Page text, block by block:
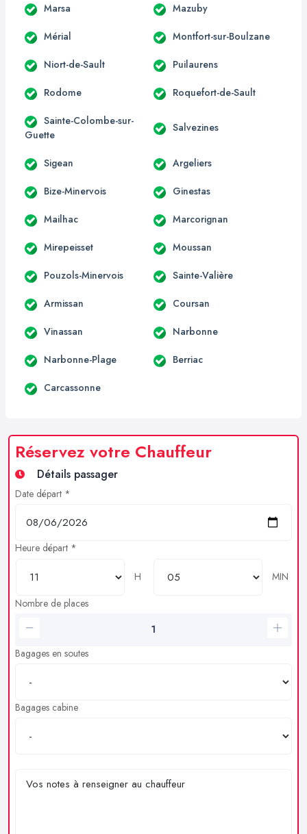
Marsa Mazuby
Mérial Montfort-sur-Boulzane
Niort-de-Sault Puilaurens
Rodome Roquefort-de-Sault
Sainte-Colombe-sur-
Guette
Salvezines
Sigean Argeliers
Bize-Minervois Ginestas
Mailhac Marcorignan
Mirepeisset Moussan
Pouzols-Minervois Sainte-Valière
Armissan Coursan
Vinassan Narbonne
Narbonne-Plage Berriac
Carcassonne
Réservez votre Chauffeur
Détails passager
Date départ *
Heure départ *
H
MIN
Nombre de places
Bagages en soutes
Bagages cabine